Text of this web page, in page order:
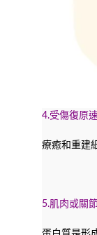
4.受傷復原
療癒和重建
5.肌肉或關